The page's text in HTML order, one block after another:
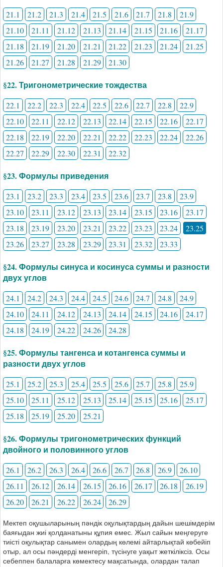
21.1 21.2 21.3 21.4 21.5 21.6 21.7 21.8
21.9
21.10
21.11 21.12 21.13 21.14 21.15 21.16
21.17
21.18
21.19 21.20 21.21 21.22 21.23 21.24
21.25
21.26
21.27 21.28 21.29 21.30
§22. Тригонометрические тождества
22.1 22.2 22.3 22.4 22.5 22.6 22.7 22.8
22.9
22.10
22.11 22.12 22.13 22.14 22.15 22.16
22.17
22.18
22.19 22.20 22.21 22.22 22.23 22.24
22.26
22.27
22.29 22.30 22.31 22.32
§23. Формулы приведения
23.1 23.2 23.3 23.4 23.5 23.6 23.7 23.8
23.9
23.10
23.11 23.12 23.13 23.14 23.15 23.16
23.17
23.18
23.19 23.20 23.21 23.22 23.23 23.24
23.25
23.26
23.27 23.28 23.29 23.31 23.32 23.33
§24. Формулы синуса и косинуса суммы и разности
двух углов
24.1 24.2 24.3 24.4 24.5 24.6 24.7 24.8
24.9
24.10
24.11 24.12 24.13 24.14 24.15 24.16
24.17
24.18
24.19 24.22 24.26 24.28
§25. Формулы тангенса и котангенса суммы и
разности двух углов
25.1 25.2 25.3 25.4 25.5 25.6 25.7 25.8
25.9
25.10
25.11 25.12 25.13 25.14 25.15 25.16
25.17
25.18
25.19 25.20 25.21
§26. Формулы тригонометрических функций
двойного и половинного углов
26.1 26.2 26.3 26.4 26.6 26.7 26.8 26.9
26.10
26.11
26.12 26.14 26.15 26.16 26.17 26.18
26.19
26.20
26.21 26.22 26.24 26.29
Мектеп оқушыларының пәндік оқулықтардың дайын шешімдерім
баяғыдан жиі қолданатыны құпия емес. Жыл сайын меңгеруге
тиісті оқулықтар санымен олардың көлемі айтарлықтай көбейіп
отыр, ал осы пәндерді менгеріп, түсінуге уақыт жеткіліксіз. Осы
себеппен балаларға көмектесу мақсатында, олардан талап